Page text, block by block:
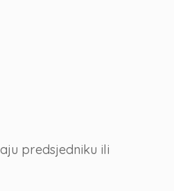
predsjedniku ili